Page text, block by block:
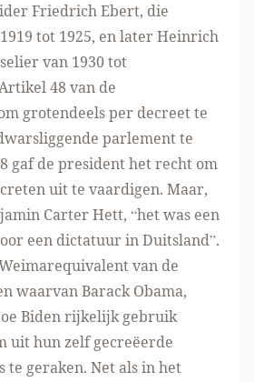
Friedrich Ebert, die
tot 1925, en later Heinrich
van 1930 tot
48 van de
grotendeels per decreet te
parlement te
gaf de president het recht om
uit te vaardigen. Maar,
Carter Hett, “het was een
een dictatuur in Duitsland”.
van de
waarvan Barack Obama,
Biden rijkelijk gebruik
uit hun zelf gecreëerde
te geraken. Net als in het